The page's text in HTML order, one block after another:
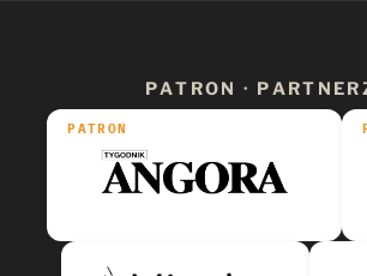
PATRON ·
PATRON